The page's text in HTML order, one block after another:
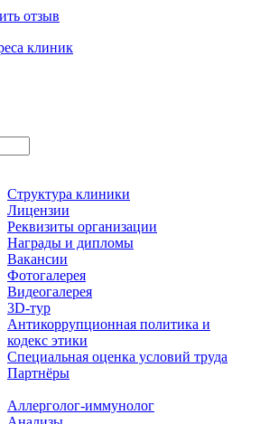
отзыв
клиник
Структура клиники
Лицензии
Реквизиты организации
Награды и дипломы
Вакансии
Фотогалерея
Видеогалерея
3D-тур
Антикоррупционная политика и
кодекс этики
Специальная оценка условий труда
Партнёры
Аллерголог-иммунолог